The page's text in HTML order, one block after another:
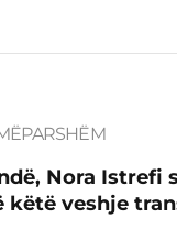
Nora Istrefi
këtë veshje